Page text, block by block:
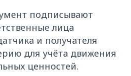
подписывают
лица
и получателя
для учёта движения
ценностей.